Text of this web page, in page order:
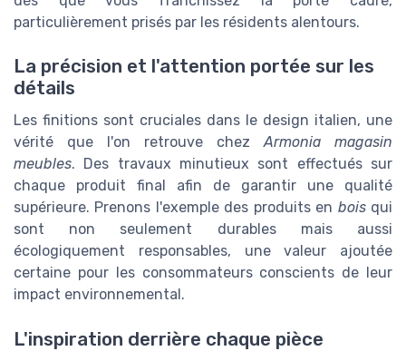
particulièrement prisés par les résidents alentours.
La précision et l'attention portée sur les
détails
Les finitions sont cruciales dans le design italien, une
vérité que l'on retrouve chezArmonia magasin
meubles. Des travaux minutieux sont effectués sur
chaque produit final afin de garantir une qualité
supérieure. Prenons l'exemple des produits en boisqui
sont non seulement durables mais aussi
écologiquement responsables, une valeur ajoutée
certaine pour les consommateurs conscients de leur
impact environnemental.
L'inspiration derrière chaque pièce